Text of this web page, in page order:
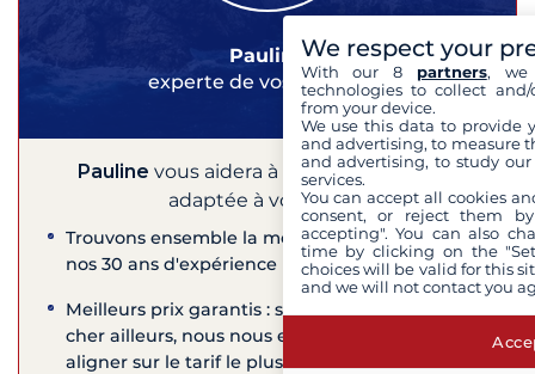
Pauline
experte de vos croisières
Pauline vous aidera à trouver la croisière
adaptée à vos envies
Trouvons ensemble la meilleure croisière grâce à
nos 30 ans d'expérience
Meilleurs prix garantis : si vous trouvez moins
cher ailleurs, nous nous engageons à nous
aligner sur le tarif le plus bas
We respect your
With our 8 partners, we
technologies to collect
from your device.
We use this data to provide
and advertising, to measure
and advertising, to study
services.
You can accept all cookies
consent, or reject them
accepting". You can also
time by clicking on the
choices will be valid for this
and we will not contact you